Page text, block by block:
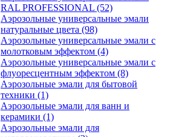
RAL PROFESSIONAL (52)
Аэрозольные универсальные эмали
натуральные цвета (98)
Аэрозольные универсальные эмали с
молотковым эффектом (4)
Аэрозольные универсальные эмали с
флуоресцентным эффектом (8)
Аэрозольные эмали для бытовой
техники (1)
Аэрозольные эмали для ванн и
керамики (1)
Аэрозольные эмали для